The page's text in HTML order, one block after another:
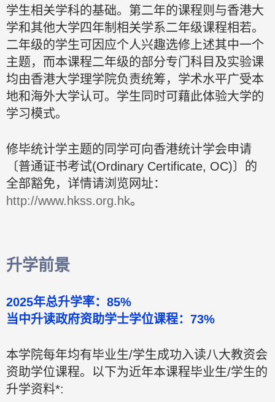
学生相关学科的基础。第二年的课程则与香港大
学和其他大学四年制相关学系二年级课程相若。
二年级的学生可因应个人兴趣选修上述其中一个
主题，而本课程二年级的部分专门科目及实验课
均由香港大学理学院负责统筹，学术水平广受本
地和海外大学认可。学生同时可藉此体验大学的
学习模式。
修毕统计学主题的同学可向香港统计学会申请
〔普通证书考试(Ordinary Certificate, OC)〕的
全部豁免，详情请浏览网址：
http://www.hkss.org.hk。
升学前景
2025年总升学率：85%
当中升读政府资助学士学位课程：73%
本学院每年均有毕业生/学生成功入读八大教资会
资助学位课程。以下为近年本课程毕业生/学生的
升学资料*: